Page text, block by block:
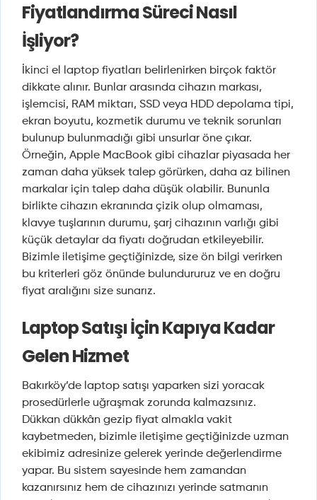
Fiyatlandırma Süreci Nasıl
İşliyor?
İkinci el laptop fiyatları belirlenirken birçok faktör
dikkate alınır. Bunlar arasında cihazın markası,
işlemcisi, RAM miktarı, SSD veya HDD depolama tipi,
ekran boyutu, kozmetik durumu ve teknik sorunları
bulunup bulunmadığı gibi unsurlar öne çıkar.
Örneğin, Apple MacBook gibi cihazlar piyasada her
zaman daha yüksek talep görürken, daha az bilinen
markalar için talep daha düşük olabilir. Bununla
birlikte cihazın ekranında çizik olup olmaması,
klavye tuşlarının durumu, şarj cihazının varlığı gibi
küçük detaylar da fiyatı doğrudan etkileyebilir.
Bizimle iletişime geçtiğinizde, size ön bilgi verirken
bu kriterleri göz önünde bulundururuz ve en doğru
fiyat aralığını size sunarız.
Laptop Satışı İçin Kapıya Kadar
Gelen Hizmet
Bakırköy’de laptop satışı yaparken sizi yoracak
prosedürlerle uğraşmak zorunda kalmazsınız.
Dükkan dükkân gezip fiyat almakla vakit
kaybetmeden, bizimle iletişime geçtiğinizde uzman
ekibimiz adresinize gelerek yerinde değerlendirme
yapar. Bu sistem sayesinde hem zamandan
kazanırsınız hem de cihazınızı yerinde satmanın